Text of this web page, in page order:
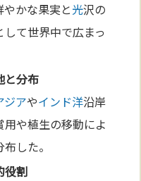
かな果実と光沢の
して世界中で広まっ
と分布
ジアやインド洋沿岸
や植生の移動によ
した。
役割